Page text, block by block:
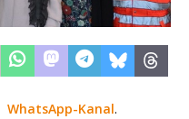
WhatsApp-Kanal.